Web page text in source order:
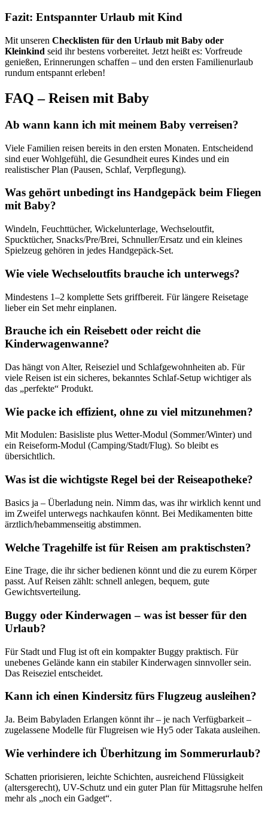
Fazit: Entspannter Urlaub mit Kind
Mit unseren Checklisten für den Urlaub mit Baby oder
Kleinkind seid ihr bestens vorbereitet. Jetzt heißt es: Vorfreude
genießen, Erinnerungen schaffen – und den ersten Familienurlaub
rundum entspannt erleben!
FAQ – Reisen mit Baby
Ab wann kann ich mit meinem Baby verreisen?
Viele Familien reisen bereits in den ersten Monaten. Entscheidend
sind euer Wohlgefühl, die Gesundheit eures Kindes und ein
realistischer Plan (Pausen, Schlaf, Verpflegung).
Was gehört unbedingt ins Handgepäck beim Fliegen
mit Baby?
Windeln, Feuchttücher, Wickelunterlage, Wechseloutfit,
Spucktücher, Snacks/Pre/Brei, Schnuller/Ersatz und ein kleines
Spielzeug gehören in jedes Handgepäck-Set.
Wie viele Wechseloutfits brauche ich unterwegs?
Mindestens 1–2 komplette Sets griffbereit. Für längere Reisetage
lieber ein Set mehr einplanen.
Brauche ich ein Reisebett oder reicht die
Kinderwagenwanne?
Das hängt von Alter, Reiseziel und Schlafgewohnheiten ab. Für
viele Reisen ist ein sicheres, bekanntes Schlaf-Setup wichtiger als
das „perfekte“ Produkt.
Wie packe ich effizient, ohne zu viel mitzunehmen?
Mit Modulen: Basisliste plus Wetter-Modul (Sommer/Winter) und
ein Reiseform-Modul (Camping/Stadt/Flug). So bleibt es
übersichtlich.
Was ist die wichtigste Regel bei der Reiseapotheke?
Basics ja – Überladung nein. Nimm das, was ihr wirklich kennt und
im Zweifel unterwegs nachkaufen könnt. Bei Medikamenten bitte
ärztlich/hebammenseitig abstimmen.
Welche Tragehilfe ist für Reisen am praktischsten?
Eine Trage, die ihr sicher bedienen könnt und die zu eurem Körper
passt. Auf Reisen zählt: schnell anlegen, bequem, gute
Gewichtsverteilung.
Buggy oder Kinderwagen – was ist besser für den
Urlaub?
Für Stadt und Flug ist oft ein kompakter Buggy praktisch. Für
unebenes Gelände kann ein stabiler Kinderwagen sinnvoller sein.
Das Reiseziel entscheidet.
Kann ich einen Kindersitz fürs Flugzeug ausleihen?
Ja. Beim Babyladen Erlangen könnt ihr – je nach Verfügbarkeit –
zugelassene Modelle für Flugreisen wie Hy5 oder Takata ausleihen.
Wie verhindere ich Überhitzung im Sommerurlaub?
Schatten priorisieren, leichte Schichten, ausreichend Flüssigkeit
(altersgerecht), UV-Schutz und ein guter Plan für Mittagsruhe helfen
mehr als „noch ein Gadget“.